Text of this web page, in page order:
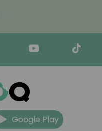
Google Play